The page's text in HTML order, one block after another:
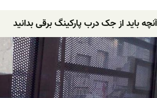
آنچه باید از جک درب پارکینگ برقی بدانید